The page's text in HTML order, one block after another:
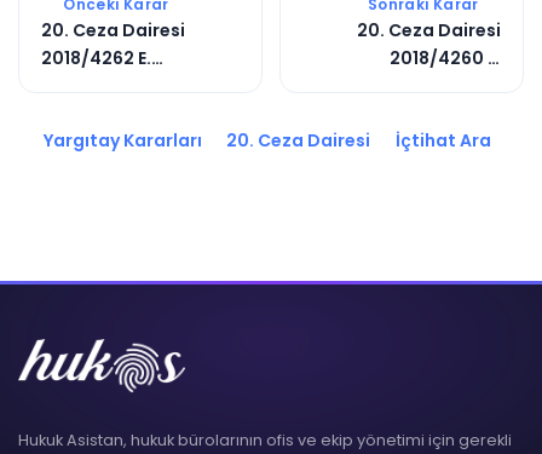
Önceki Karar
20. Ceza Dairesi
2018/4262 E.
Sonraki Karar
20. Ceza Dairesi
2018/4260 E.
Yargıtay Kararları 20. Ceza Dairesi İçtihat Ara
Hukuk Asistan, hukuk bürolarının ofis ve ekip yönetimi için gerekli